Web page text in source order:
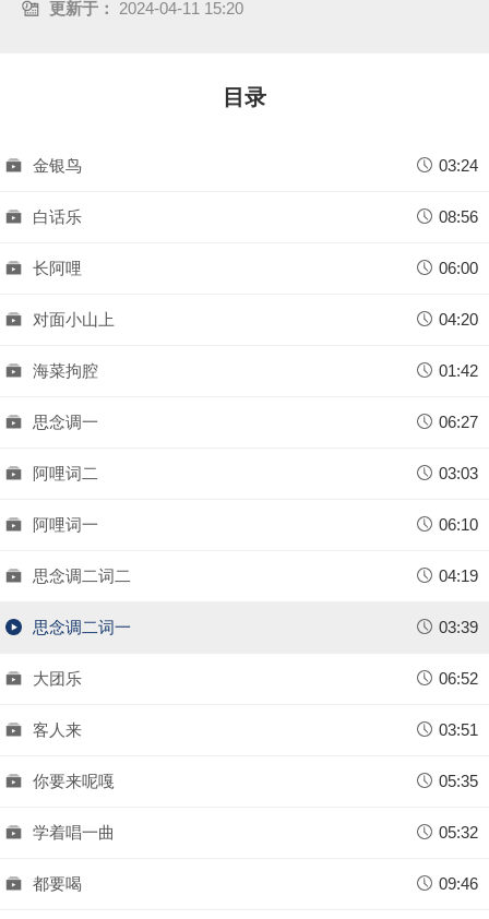
y
d
e
o
更新于：
2024-04-11 15:20
目录
金银鸟 03:24
白话乐 08:56
长阿哩 06:00
对面小山上 04:20
海菜拘腔 01:42
思念调一 06:27
阿哩词二 03:03
阿哩词一 06:10
思念调二词二 04:19
思念调二词一 03:39
大团乐 06:52
客人来 03:51
你要来呢嘎 05:35
学着唱一曲 05:32
都要喝 09:46